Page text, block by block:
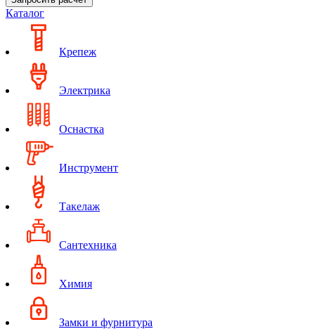
Каталог
Крепеж
Электрика
Оснастка
Инструмент
Такелаж
Сантехника
Химия
Замки и фурнитура